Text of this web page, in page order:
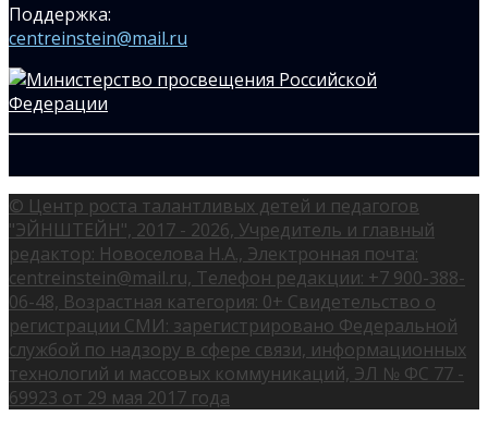
Поддержка:
centreinstein@mail.ru
© Центр роста талантливых детей и педагогов
"ЭЙНШТЕЙН", 2017 - 2026, Учредитель и главный
редактор: Новоселова Н.А., Электронная почта:
centreinstein@mail.ru, Телефон редакции: +7 900-388-
06-48, Возрастная категория: 0+ Свидетельство о
регистрации СМИ: зарегистрировано Федеральной
службой по надзору в сфере связи, информационных
технологий и массовых коммуникаций, ЭЛ № ФС 77 -
69923 от 29 мая 2017 года